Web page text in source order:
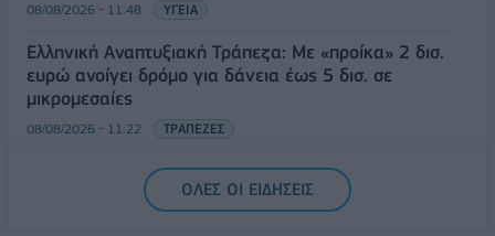
08/08/2026 - 11:48 ΥΓΕΙΑ
Ελληνική Αναπτυξιακή Τράπεζα: Με «προίκα» 2 δισ.
ευρώ ανοίγει δρόμο για δάνεια έως 5 δισ. σε
μικρομεσαίες
08/08/2026 - 11:22 ΤΡΑΠΕΖΕΣ
5G παντού, 6G στον ορίζοντα: Πού βρίσκεται η
Ελλάδα στη μεγάλη τεχνολογική μετάβαση
ΟΛΕΣ ΟΙ ΕΙΔΗΣΕΙΣ